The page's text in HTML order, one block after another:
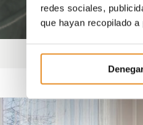
redes sociales,
que hayan recopilado